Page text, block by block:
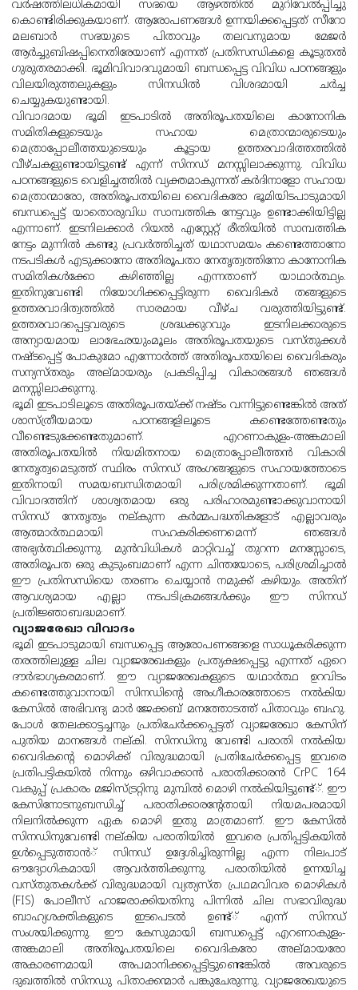
വര്‍ഷത്തിലധികമായി സഭയെ ആഴത്തില്‍ മുറിവേല്‍പ്പിച്ചു
കൊണ്ടിരിക്കുകയാണ്. ആരോപണങ്ങള്‍ ഉന്നയിക്കപ്പെട്ടത് സീറോ
മലബാര്‍ സഭയുടെ പിതാവും തലവനുമായ മേജര്‍
ആര്‍ച്ചുബിഷപ്പിനെതിരേയാണ് എന്നത് പ്രതിസന്ധികളെ കൂടുതല്‍
ഗുരുതരമാക്കി. ഭൂമിവിവാദവുമായി ബന്ധപ്പെട്ട വിവിധ പഠനങ്ങളും
വിലയിരുത്തലുകളും സിനഡില്‍ വിശദമായി ചര്‍ച്ച
ചെയ്യുകയുണ്ടായി.
വിവാദമായ ഭൂമി ഇടപാടില്‍ അതിരൂപതയിലെ കാനോനിക
സമിതികളുടെയും സഹായ മെത്രാന്മാരുടെയും
മെത്രാപ്പോലീത്തയുടെയും കൂട്ടായ ഉത്തരവാദിത്തത്തില്‍
വീഴ്ചകളുണ്ടായിട്ടുണ്ട് എന്ന് സിനഡ് മനസ്സിലാക്കുന്നു. വിവിധ
പഠനങ്ങളുടെ വെളിച്ചത്തില്‍ വ്യക്തമാകുന്നത് കര്‍ദിനാളോ സഹായ
മെത്രാന്മാരോ, അതിരൂപതയിലെ വൈദികരോ ഭൂമിയിടപാടുമായി
ബന്ധപ്പെട്ട് യാതൊരുവിധ സാമ്പത്തിക നേട്ടവും ഉണ്ടാക്കിയിട്ടില്ല
എന്നാണ്. ഇടനിലക്കാര്‍ റിയല്‍ എസ്റ്റേറ്റ് രീതിയില്‍ സാമ്പത്തിക
നേട്ടം മുന്നില്‍ കണ്ടു പ്രവര്‍ത്തിച്ചത് യഥാസമയം കണ്ടെത്താനോ
നടപടികള്‍ എടുക്കാനോ അതിരൂപതാ നേതൃത്വത്തിനോ കാനോനിക
സമിതികള്‍ക്കോ കഴിഞ്ഞില്ല എന്നതാണ് യാഥാര്‍ത്ഥ്യം.
ഇതിനുവേണ്ടി നിയോഗിക്കപ്പെട്ടിരുന്ന വൈദികര്‍ തങ്ങളുടെ
ഉത്തരവാദിത്വത്തില്‍ സാരമായ വീഴ്ച വരുത്തിയിട്ടുണ്ട്.
ഉത്തരവാദപ്പെട്ടവരുടെ ശ്രദ്ധക്കുറവും ഇടനിലക്കാരുടെ
അന്യായമായ ലാഭേഛയുംമൂലം അതിരൂപതയുടെ വസ്തുക്കള്‍
നഷ്ടപ്പെട്ട് പോകുമോ എന്നോര്‍ത്ത് അതിരൂപതയിലെ വൈദികരും
സന്യസ്തരും അല്മായരും പ്രകടിപ്പിച്ച വികാരങ്ങള്‍ ഞങ്ങള്‍
മനസ്സിലാക്കുന്നു.
ഭൂമി ഇടപാടിലൂടെ അതിരൂപതയ്ക്ക് നഷ്ടം വന്നിട്ടുണ്ടെങ്കില്‍ അത്
ശാസ്ത്രീയമായ പഠനങ്ങളിലൂടെ കണ്ടെത്തേണ്ടതും
വീണ്ടെടുക്കേണ്ടതുമാണ്. എറണാകുളം-അങ്കമാലി
അതിരൂപതയില്‍ നിയമിതനായ മെത്രാപ്പോലീത്തന്‍ വികാരി
നേതൃത്വമെടുത്ത് സ്ഥിരം സിനഡ് അംഗങ്ങളുടെ സഹായത്തോടെ
ഇതിനായി സമയബന്ധിതമായി പരിശ്രമിക്കുന്നതാണ്. ഭൂമി
വിവാദത്തിന് ശാശ്വതമായ ഒരു പരിഹാരമുണ്ടാക്കുവാനായി
സിനഡ് നേതൃത്വം നല്കുന്ന കര്‍മ്മപദ്ധതികളോട് എല്ലാവരും
ആത്മാര്‍ത്ഥമായി സഹകരിക്കണമെന്ന് ഞങ്ങള്‍
അഭ്യര്‍ത്ഥിക്കുന്നു. മുന്‍വിധികള്‍ മാറ്റിവച്ച് തുറന്ന മനസ്സോടെ,
അതിരൂപത ഒരു കുടുംബമാണ് എന്ന ചിന്തയോടെ, പരിശ്രമിച്ചാല്‍
ഈ പ്രതിസന്ധിയെ തരണം ചെയ്യാന്‍ നമുക്ക് കഴിയും. അതിന്
ആവശ്യമായ എല്ലാ നടപടിക്രമങ്ങള്‍ക്കും ഈ സിനഡ്
പ്രതിജ്ഞാബദ്ധമാണ്.
വ്യാജരേഖാ വിവാദം
ഭൂമി ഇടപാടുമായി ബന്ധപ്പെട്ട ആരോപണങ്ങളെ സാധൂകരിക്കുന്ന
തരത്തിലുള്ള ചില വ്യാജരേഖകളും പ്രത്യക്ഷപ്പെട്ടു എന്നത് ഏറെ
ദൗര്‍ഭാഗ്യകരമാണ്. ഈ വ്യാജരേഖകളുടെ യഥാര്‍ത്ഥ ഉറവിടം
കണ്ടെത്തുവാനായി സിനഡിന്റെ അംഗീകാരത്തോടെ നല്‍കിയ
കേസില്‍ അഭിവന്ദ്യ മാര്‍ ജേക്കബ് മനത്തോടത്ത് പിതാവും ബഹു.
പോള്‍ തേലക്കാട്ടച്ചനും പ്രതിചേര്‍ക്കപ്പെട്ടത് വ്യാജരേഖാ കേസിന്
പുതിയ മാനങ്ങള്‍ നല്കി. സിനഡിനു വേണ്ടി പരാതി നല്‍കിയ
വൈദികന്റെ മൊഴിക്ക് വിരുദ്ധമായി പ്രതിചേര്‍ക്കപ്പെട്ട ഇവരെ
പ്രതിപട്ടികയില്‍ നിന്നും ഒഴിവാക്കാന്‍ പരാതിക്കാരന്‍ CrPC 164
വകുപ്പ് പ്രകാരം മജിസ്ട്രറ്റിനു മുമ്പില്‍ മൊഴി നല്‍കിയിട്ടുണ്ട്്. ഈ
കേസിനോടനുബന്ധിച്ച് പരാതിക്കാരന്റേതായി നിയമപരമായി
നിലനില്‍ക്കുന്ന ഏക മൊഴി ഇതു മാത്രമാണ്. ഈ കേസില്‍
സിനഡിനുവേണ്ടി നല്കിയ പരാതിയില്‍ ഇവരെ പ്രതിപ്പട്ടികയില്‍
ഉള്‍പ്പെടുത്താന്‍് സിനഡ് ഉദ്ദേശിച്ചിരുന്നില്ല എന്ന നിലപാട്
ഔദ്യോഗികമായി ആവര്‍ത്തിക്കുന്നു. പരാതിയില്‍ ഉന്നയിച്ച
വസ്തുതകള്‍ക്ക് വിരുദ്ധമായി വ്യത്യസ്ത പ്രഥമവിവര മൊഴികള്‍
(FIS) പോലീസ് ഹാജരാക്കിയതിനു പിന്നില്‍ ചില സഭാവിരുദ്ധ
ബാഹ്യശക്തികളുടെ ഇടപെടല്‍ ഉണ്ട്് എന്ന് സിനഡ്
സംശയിക്കുന്നു. ഈ കേസുമായി ബന്ധപ്പെട്ട് എറണാകുളം-
അങ്കമാലി അതിരൂപതയിലെ വൈദികരോ അല്മായരോ
അകാരണമായി അപമാനിക്കപ്പെട്ടിട്ടുണ്ടെങ്കില്‍ അവരുടെ
ദുഖത്തില്‍ സിനഡു പിതാക്കന്മാര്‍ പങ്കുചേരുന്നു. വ്യാജരേഖയുടെ